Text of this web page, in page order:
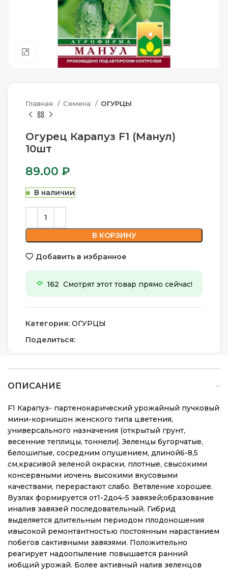
Нажмите, чтобы увеличить
Главная Семена ОГУРЦЫ
Огурец Карапуз F1 (Манул)
10шт
89.00 ₽
В наличии
В КОРЗИНУ
Добавить в избранное
162 Смотрят этот товар прямо сейчас!
Категория: ОГУРЦЫ
Поделиться:
ОПИСАНИЕ
F1 Карапуз- партенокарический урожайный пучковый
мини-корнишон женского типа цветения,
универсального назначения (открытый грунт,
весенние теплицы, тоннели). Зеленцы бугорчатые,
белошипые, сосредним опушением, длиной6-8,5
см,красивой зеленой окраски, плотные, свысокими
консервными иочень высокими вкусовыми
качествами, перерастают слабо. Ветвление хорошее.
Вузлах формируется от1-2до4-5 завязей;образование
иналив завязей последовательный. Гибрид
выделяется длительным периодом плодоношения
ивысокой ремонтантностью постоянным нарастанием
побегов сактивными завязями. Положительно
реагирует надоопыление повышается ранний
иобщий урожай. Более активный налив зеленцов